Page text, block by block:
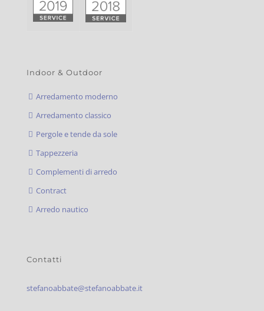
Indoor & Outdoor
Arredamento moderno
Arredamento classico
Pergole e tende da sole
Tappezzeria
Complementi di arredo
Contract
Arredo nautico
Contatti
stefanoabbate@stefanoabbate.it